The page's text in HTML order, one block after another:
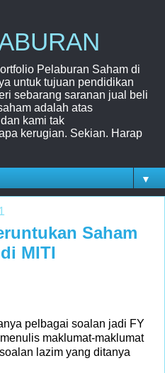
Pelaburan Saham di
untuk tujuan pendidikan
sebarang saranan jual beli
adalah atas
kami tak
kerugian. Sekian. Harap
▼
Saham
MITI
pelbagai soalan jadi FY
maklumat-maklumat
lazim yang ditanya